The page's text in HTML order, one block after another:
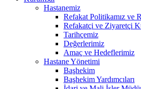
Hastanemiz
Refakat Politikamız ve
Refakatçi ve Ziyaretçi
Tarihçemiz
Değerlerimiz
Amaç ve Hedeflerimiz
Hastane Yönetimi
Başhekim
Başhekim Yardımcıları